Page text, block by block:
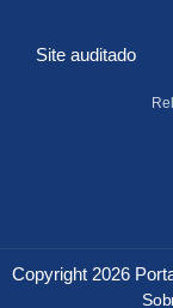
Site auditado
Copyright 2026